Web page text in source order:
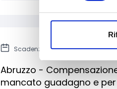
Scadenza: 12 luglio 2023
Abruzzo -
mancato guadagno e